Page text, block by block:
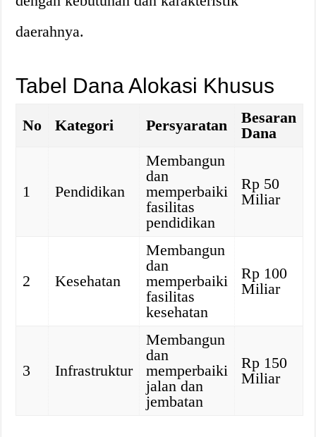
daerahnya.
Tabel Dana Alokasi Khusus
No Kategori Persyaratan
Besaran
Dana
1 Pendidikan
Membangun
dan
memperbaiki
fasilitas
pendidikan
Rp 50
Miliar
2 Kesehatan
Membangun
dan
memperbaiki
fasilitas
kesehatan
Rp 100
Miliar
3 Infrastruktur
Membangun
dan
memperbaiki
jalan dan
jembatan
Rp 150
Miliar